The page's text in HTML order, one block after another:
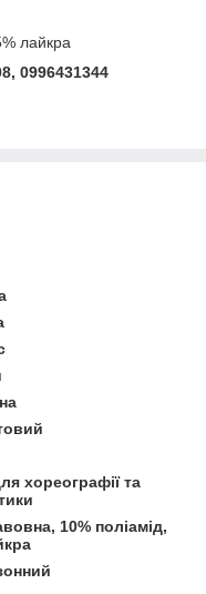
лайкра
0996431344
хореографії та
10% поліамід,